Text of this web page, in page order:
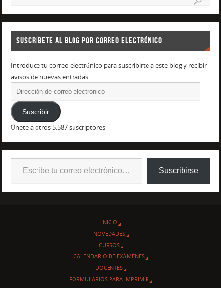
SUSCRÍBETE AL BLOG POR CORREO ELECTRÓNICO
Introduce tu correo electrónico para suscribirte a este blog y recibir
avisos de nuevas entradas.
Suscribir
Únete a otros 5.587 suscriptores
Suscribirse
INICIO
NOVEDADES
CURSOS
CALENDARIO DE EXÁMENES
DOCENTES
FORMULARIOS PARA IMPRIMIR